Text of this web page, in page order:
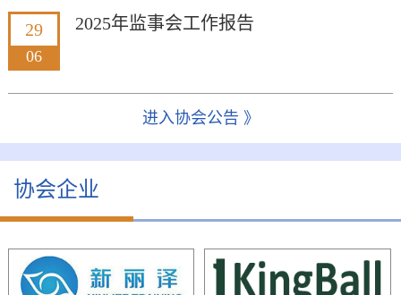
29
06
2025年监事会工作报告
进入协会公告 》
协会企业